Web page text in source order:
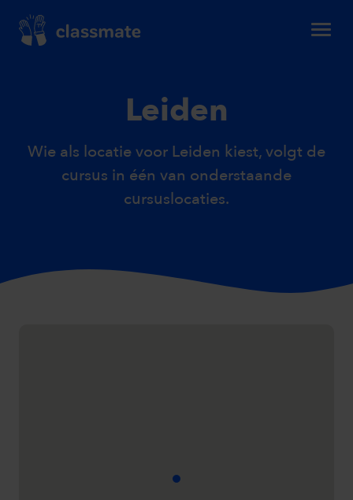
Leiden
Wie als locatie voor Leiden kiest, volgt de
cursus in één van onderstaande
cursuslocaties.